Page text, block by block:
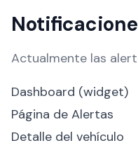
Actualmente las
Dashboard (widget)
Página de Alertas
Detalle del vehículo